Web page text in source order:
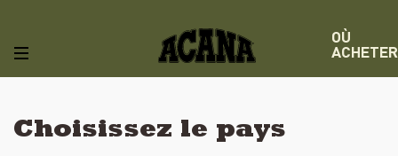
OÙ
ACHETER
Choisissez le pays